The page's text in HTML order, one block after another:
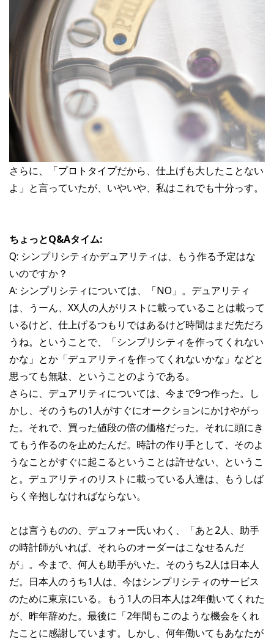
さらに、「プロトタイプだから、仕上げも大したことない
よ」と言っていたが、いやいや、私はこれでも十分っす。
ちょっとQ&Aタイム:
Q: シンプリシティかデュアリティは、もう作る予定はな
いのですか？
A: シンプリシティについては、「NO」。デュアリティ
は、うーん、XX人の人がリストに載っていることは載って
いるけど、仕上げるつもりではあるけど時間はまだ先だろ
うね。ということで、「シンプリシティを作ってくれない
かな」とか「デュアリティを作ってくれないかな」などと
思っても無駄、ということのようである。
さらに、デュアリティについては、今まで9つ作った。し
かし、そのうちの1人がすぐにオークションにかけやがっ
た。それで、買った値段の倍の価格だった。それに頭にき
てもう作るのを止めたんだ。時計の作り手として、そのよ
うなことがすぐに起こるということは許せない、というこ
と。デュアリティのリストに載っている人達は、もうしば
らく辛抱しなければならない。
とは言うものの、デュフォー氏いわく、「あと2人、助手
の時計師がいれば、それらのオーダーはこなせるんだ
が」。今まで、何人も助手がいた。そのうち2人は日本人
だ。日本人のうち1人は、今はシンプリシティのサービス
のために東京にいる。もう1人の日本人は2年働いてくれた
が、昨年辞めた。最後に「2年間もこのような機会をくれ
たことに感謝しています。しかし、何年働いてもあなたが